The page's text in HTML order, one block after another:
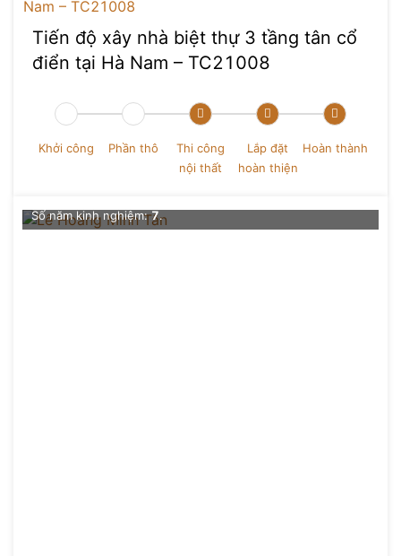
Tiến độ xây nhà biệt thự 3 tầng tân cổ
điển tại Hà Nam – TC21008
Khởi công Phần thô
Thi công
nội thất
Lắp đặt
hoàn thiện
Hoàn thành
Lê Hoàng Minh Tân
: Giám đốc thiết kế Nội thất
Số năm kinh nghiệm:7.